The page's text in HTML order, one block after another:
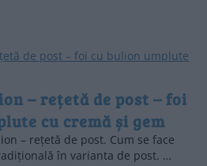
– rețetă de post – foi
cu cremă și gem
– rețetă de post. Cum se face
în varianta de post. …